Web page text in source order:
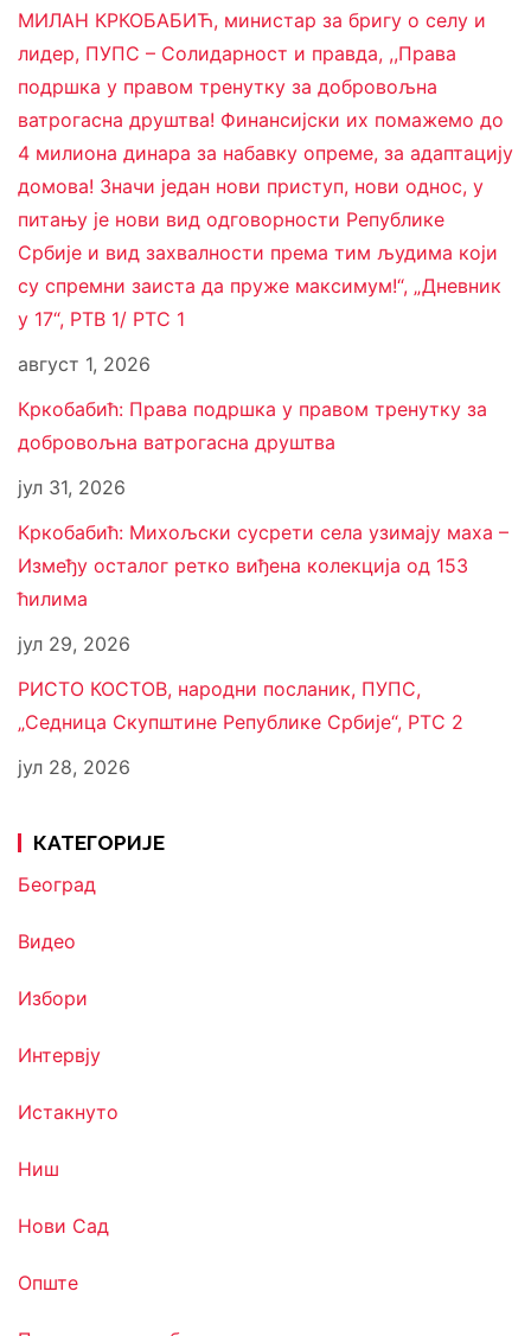
МИЛАН КРКОБАБИЋ, министар за бригу о селу и
лидер, ПУПС – Солидарност и правда, ,,Права
подршка у правом тренутку за добровољна
ватрогасна друштва! Финансијски их помажемо до
4 милиона динара за набавку опреме, за адаптацију
домова! Значи један нови приступ, нови однос, у
питању је нови вид одговорности Републике
Србије и вид захвалности према тим људима који
су спремни заиста да пруже максимум!“, „Дневник
у 17“, РТВ 1/ РТС 1
август 1, 2026
Кркобабић: Права подршка у правом тренутку за
добровољна ватрогасна друштва
јул 31, 2026
Кркобабић: Михољски сусрети села узимају маха –
Између осталог ретко виђена колекција од 153
ћилима
јул 29, 2026
РИСТО КОСТОВ, народни посланик, ПУПС,
„Седница Скупштине Републике Србије“, РТС 2
јул 28, 2026
КАТЕГОРИЈЕ
Београд
Видео
Избори
Интервју
Истакнуто
Ниш
Нови Сад
Опште